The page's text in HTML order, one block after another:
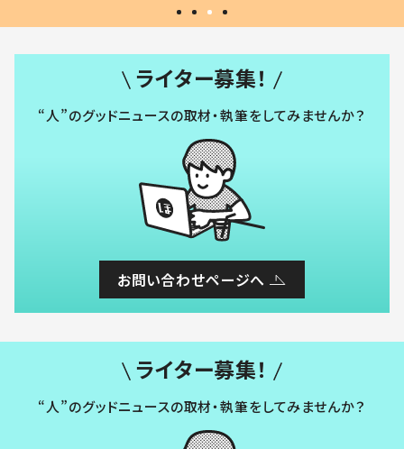
ライター募集！
“人”のグッドニュースの取材・執筆をしてみませんか？
お問い合わせページへ
ライター募集！
“人”のグッドニュースの取材・執筆をしてみませんか？